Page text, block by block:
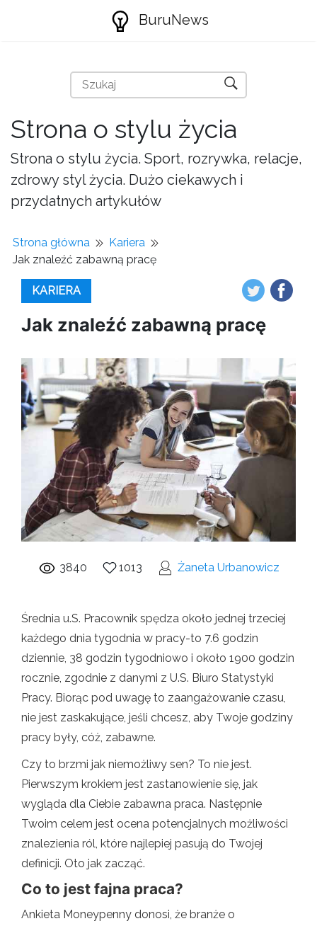
BuruNews
Strona o stylu życia
Strona o stylu życia. Sport, rozrywka, relacje,
zdrowy styl życia. Dużo ciekawych i
przydatnych artykułów
Strona główna
Kariera
Jak znaleźć zabawną pracę
KARIERA
Jak znaleźć zabawną pracę
3840 1013 Żaneta Urbanowicz
Średnia u.S. Pracownik spędza około jednej trzeciej
każdego dnia tygodnia w pracy-to 7.6 godzin
dziennie, 38 godzin tygodniowo i około 1900 godzin
rocznie, zgodnie z danymi z U.S. Biuro Statystyki
Pracy. Biorąc pod uwagę to zaangażowanie czasu,
nie jest zaskakujące, jeśli chcesz, aby Twoje godziny
pracy były, cóż, zabawne.
Czy to brzmi jak niemożliwy sen? To nie jest.
Pierwszym krokiem jest zastanowienie się, jak
wygląda dla Ciebie zabawna praca. Następnie
Twoim celem jest ocena potencjalnych możliwości
znalezienia ról, które najlepiej pasują do Twojej
definicji. Oto jak zacząć.
Co to jest fajna praca?
Ankieta Moneypenny donosi, że branże o